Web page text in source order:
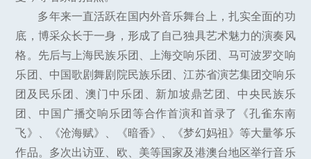
多年来一直活跃在国内外音乐舞台上，扎实全面的功
底，博采众长于一身，形成了自己独具艺术魅力的演奏风
格。先后与上海民族乐团、上海交响乐团、马可波罗交响
乐团、中国歌剧舞剧院民族乐团、江苏省演艺集团交响乐
团及民乐团、澳门中乐团、新加坡鼎艺团、中央民族乐
团、中国广播交响乐团等合作首演和首录了《孔雀东南
飞》、《沧海赋》、《暗香》、《梦幻妈祖》等大量筝乐
作品。多次出访亚、欧、美等国家及港澳台地区举行音乐